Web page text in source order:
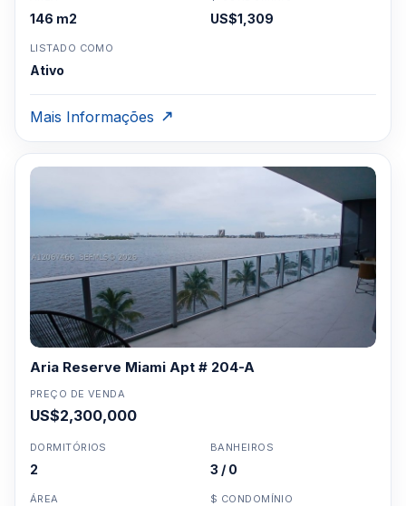
146 m2 US$1,309
LISTADO COMO
Ativo
Mais Informações
Aria Reserve Miami Apt # 204-A
PREÇO DE VENDA
US$2,300,000
DORMITÓRIOS
2
BANHEIROS
3 / 0
ÁREA $ CONDOMÍNIO